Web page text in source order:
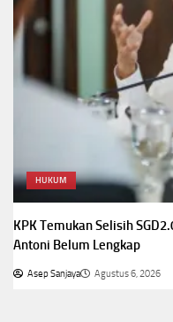
HUKUM
KPK Temukan Selisih
Antoni Belum Lengkap
Asep Sanjaya Agustus 6, 2026